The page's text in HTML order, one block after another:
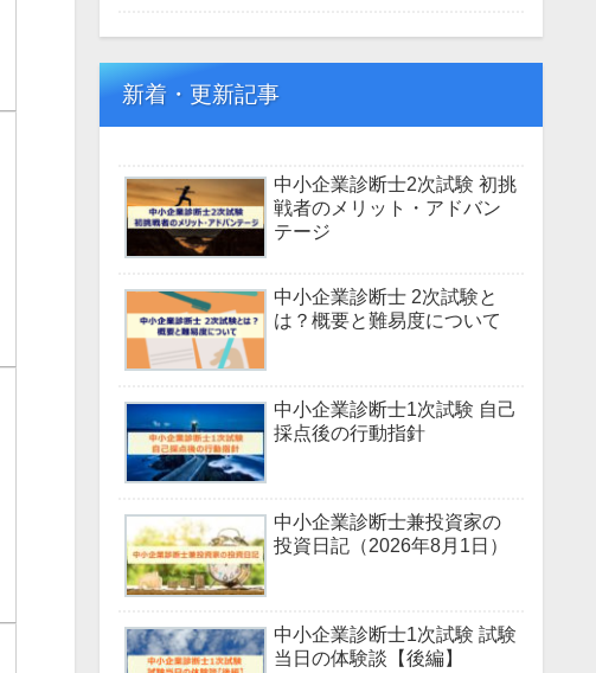
新着・更新記事
中小企業診断士2次試験 初挑
戦者のメリット・アドバン
テージ
中小企業診断士 2次試験と
は？概要と難易度について
中小企業診断士1次試験 自己
採点後の行動指針
中小企業診断士兼投資家の
投資日記（2026年8月1日）
中小企業診断士1次試験 試験
当日の体験談【後編】